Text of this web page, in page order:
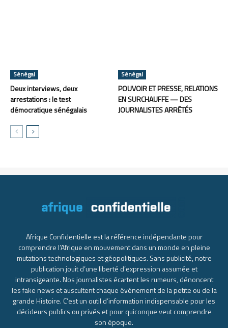
Sénégal
Deux interviews, deux
arrestations : le test
démocratique sénégalais
Sénégal
POUVOIR ET PRESSE, RELATIONS
EN SURCHAUFFE — DES
JOURNALISTES ARRÊTÉS
Afrique Confidentielle est la référence indépendante pour
comprendre l’Afrique en mouvement dans un monde en pleine
mutations technologiques et géopolitiques. Sans publicité, notre
publication jouit d’une liberté d’expression assumée et
intransigeante. Nos journalistes écartent les rumeurs, dénoncent
les fake news et auscultent chaque événement de la petite ou de la
grande Histoire. C’est un outil d’information indispensable pour les
décideurs publics ou privés et pour quiconque veut comprendre
son époque.